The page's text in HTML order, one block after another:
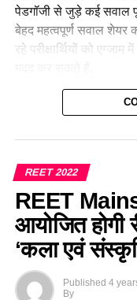
पेडगॉजी से जुड़े कई सवाल
बेहद महत्वपूर्ण सवाल शेयर
रहे परीक्षार्थियों को
हमारे द्वारा प्रतिदिन
रही है। इसी संदर्भ में आज हम
आए हैं, जो की परीक्षा में
की संभावना है। परीक्षा से
में उत्तम परिणाम दिला
हिंदी
Pedagogy
REET 2022
REET
आयोजित होगी
‘कला एवं
Published 4
By